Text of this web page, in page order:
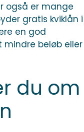
også er mange
gratis kviklån i
en god
mindre beløb eller
du om